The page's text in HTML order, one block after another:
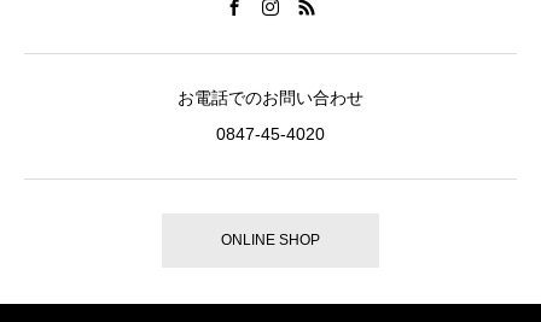
お電話でのお問い合わせ
0847-45-4020
ONLINE SHOP